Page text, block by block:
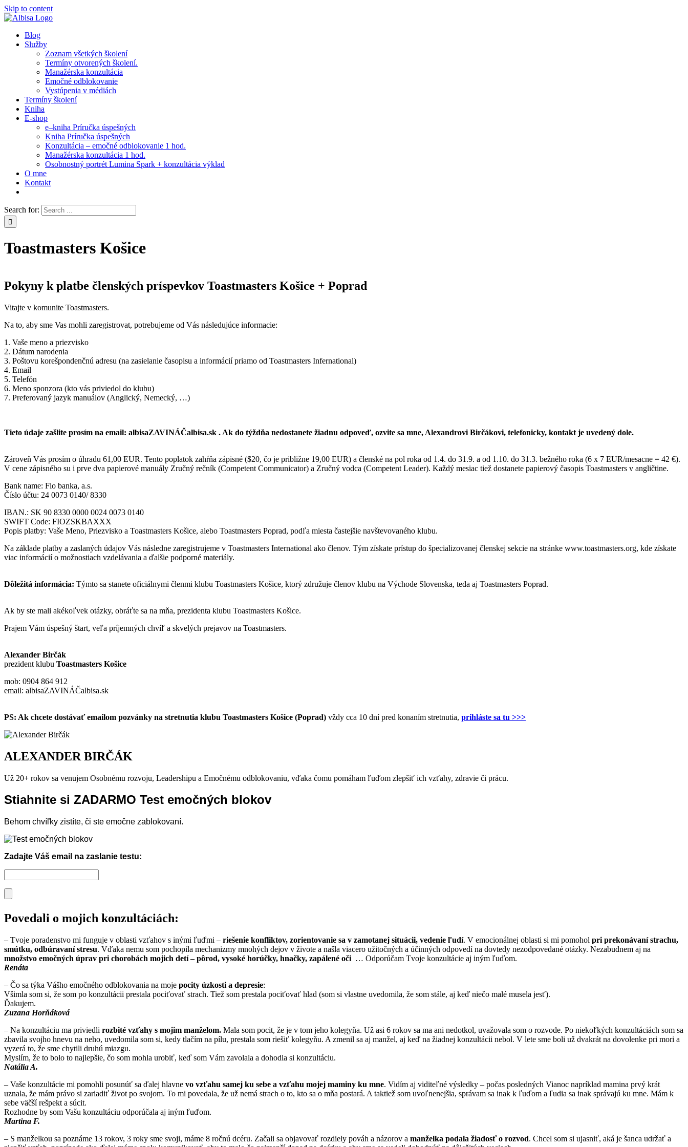
Skip to content
Blog
Služby
Zoznam všetkých školení
Termíny otvorených školení.
Manažérska konzultácia
Emočné odblokovanie
Vystúpenia v médiách
Termíny školení
Kniha
E-shop
e–kniha Príručka úspešných
Kniha Príručka úspešných
Konzultácia – emočné odblokovanie 1 hod.
Manažérska konzultácia 1 hod.
Osobnostný portrét Lumina Spark + konzultácia výklad
O mne
Kontakt
Search for:
Toastmasters Košice
Pokyny k platbe členských príspevkov Toastmasters Košice + Poprad
Vitajte v komunite Toastmasters.
Na to, aby sme Vas mohli zaregistrovat, potrebujeme od Vás následujúce informacie:
1. Vaše meno a priezvisko
2. Dátum narodenia
3. Poštovu korešpondenčnú adresu (na zasielanie časopisu a informácií priamo od Toastmasters Infernational)
4. Email
5. Telefón
6. Meno sponzora (kto vás priviedol do klubu)
7. Preferovaný jazyk manuálov (Anglický, Nemecký, …)
Tieto údaje zašlite prosím na email: albisaZAVINÁČalbisa.sk . Ak do týždňa nedostanete žiadnu odpoveď, ozvite sa mne, Alexandrovi Birčákovi, telefonicky, kontakt je uvedený dole.
Zároveň Vás prosím o úhradu 61,00 EUR. Tento poplatok zahŕňa zápisné ($20, čo je približne 19,00 EUR) a členské na pol roka od 1.4. do 31.9. a od 1.10. do 31.3. bežného roka (6 x 7 EUR/mesacne = 42 €).
V cene zápisného su i prve dva papierové manuály Zručný rečník (Competent Communicator) a Zručný vodca (Competent Leader). Každý mesiac tiež dostanete papierový časopis Toastmasters v angličtine.
Bank name: Fio banka, a.s.
Číslo účtu: 24 0073 0140/ 8330
IBAN.: SK 90 8330 0000 0024 0073 0140
SWIFT Code: FIOZSKBAXXX
Popis platby: Vaše Meno, Priezvisko a Toastmasters Košice, alebo Toastmasters Poprad, podľa miesta častejšie navštevovaného klubu.
Na základe platby a zaslaných údajov Vás následne zaregistrujeme v Toastmasters International ako členov. Tým získate prístup do špecializovanej členskej sekcie na stránke www.toastmasters.org, kde získate
viac informácií o možnostiach vzdelávania a ďalšie podporné materiály.
Dôležitá informácia: Týmto sa stanete oficiálnymi členmi klubu Toastmasters Košice, ktorý združuje členov klubu na Východe Slovenska, teda aj Toastmasters Poprad.
Ak by ste mali akékoľvek otázky, obráťte sa na mňa, prezidenta klubu Toastmasters Košice.
Prajem Vám úspešný štart, veľa príjemných chvíľ a skvelých prejavov na Toastmasters.
Alexander Birčák
prezident klubu Toastmasters Košice
mob: 0904 864 912
email: albisaZAVINÁČalbisa.sk
PS: Ak chcete dostávať emailom pozvánky na stretnutia klubu Toastmasters Košice (Poprad) vždy cca 10 dní pred konaním stretnutia, prihláste sa tu >>>
ALEXANDER BIRČÁK
Už 20+ rokov sa venujem Osobnému rozvoju, Leadershipu a Emočnému odblokovaniu, vďaka čomu pomáham ľuďom zlepšiť ich vzťahy, zdravie či prácu.
Stiahnite si ZADARMO Test emočných blokov
Behom chvíľky zistíte, či ste emočne zablokovaní.
Zadajte Váš email na zaslanie testu:
Povedali o mojich konzultáciách:
– Tvoje poradenstvo mi funguje v oblasti vzťahov s inými ľuďmi – riešenie konfliktov, zorientovanie sa v zamotanej situácii, vedenie ľudí. V emocionálnej oblasti si mi pomohol pri prekonávaní strachu,
smútku, odbúravaní stresu. Vďaka nemu som pochopila mechanizmy mnohých dejov v živote a našla viacero užitočných a účinných odpovedí na dovtedy nezodpovedané otázky. Nezabudnem aj na
množstvo emočných úprav pri chorobách mojich detí – pôrod, vysoké horúčky, hnačky, zapálené oči … Odporúčam Tvoje konzultácie aj iným ľuďom.
Renáta
– Čo sa týka Vášho emočného odblokovania na moje pocity úzkosti a depresie:
Všimla som si, že som po konzultácii prestala pociťovať strach. Tiež som prestala pociťovať hlad (som si vlastne uvedomila, že som stále, aj keď niečo malé musela jesť).
Ďakujem.
Zuzana Horňáková
– Na konzultáciu ma priviedli rozbité vzťahy s mojim manželom. Mala som pocit, že je v tom jeho kolegyňa. Už asi 6 rokov sa ma ani nedotkol, uvažovala som o rozvode. Po niekoľkých konzultáciách som sa
zbavila svojho hnevu na neho, uvedomila som si, kedy tlačím na pílu, prestala som riešiť kolegyňu. A zmenil sa aj manžel, aj keď na žiadnej konzultácii nebol. V lete sme boli už dvakrát na dovolenke pri mori a
vyzerá to, že sme chytili druhú miazgu.
Myslím, že to bolo to najlepšie, čo som mohla urobiť, keď som Vám zavolala a dohodla si konzultáciu.
Natália A.
– Vaše konzultácie mi pomohli posunúť sa ďalej hlavne vo vzťahu samej ku sebe a vzťahu mojej maminy ku mne. Vidím aj viditeľné výsledky – počas posledných Vianoc napríklad mamina prvý krát
uznala, že mám právo si zariadiť život po svojom. To mi povedala, že už nemá strach o to, kto sa o mňa postará. A taktiež som uvoľnenejšia, správam sa inak k ľuďom a ľudia sa inak správajú ku mne. Mám k
sebe väčší rešpekt a súcit.
Rozhodne by som Vašu konzultáciu odporúčala aj iným ľuďom.
Martina F.
– S manželkou sa poznáme 13 rokov, 3 roky sme svoji, máme 8 ročnú dcéru. Začali sa objavovať rozdiely pováh a názorov a manželka podala žiadosť o rozvod. Chcel som si ujasniť, aká je šanca udržať a